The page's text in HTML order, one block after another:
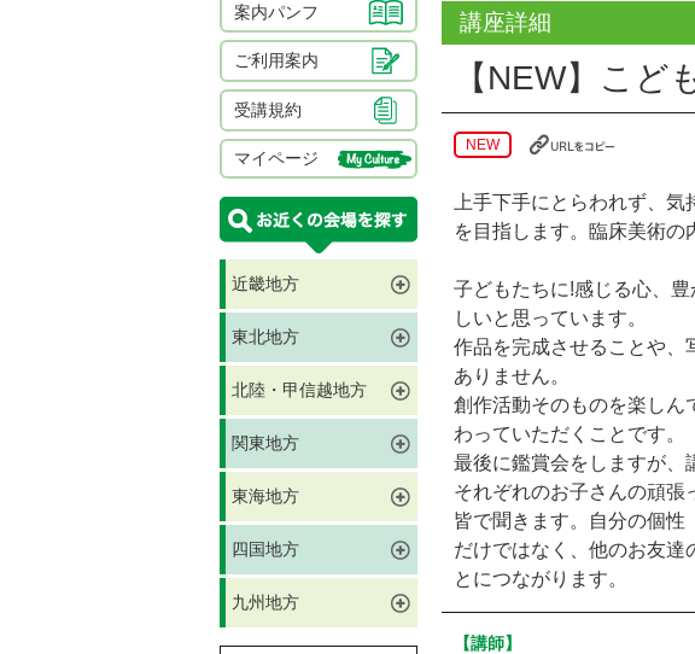
案内パンフ
ご利用案内
受講規約
マイページ
近畿地方
東北地方
北陸・甲信越地方
関東地方
東海地方
四国地方
九州地方
講座詳細
【NEW】こど
NEW
上手下手にとらわれず、
を目指します。臨床美術の
子どもたちに!感じる心、
しいと思っています。
作品を完成させることや、
ありません。
創作活動そのものを楽しん
わっていただくことです。
最後に鑑賞会をしますが、
それぞれのお子さんの頑張
皆で聞きます。自分の個性
だけではなく、他のお友達
とにつながります。
【講師】